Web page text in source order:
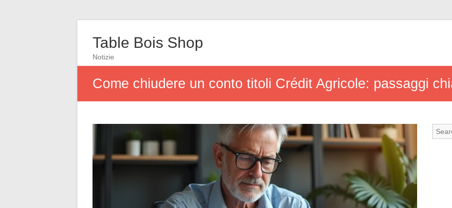
Table Bois Shop
Notizie
Come chiudere un conto titoli Crédit Agricole: passaggi